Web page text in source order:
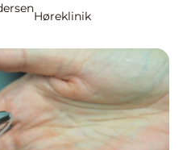
Høreklinik